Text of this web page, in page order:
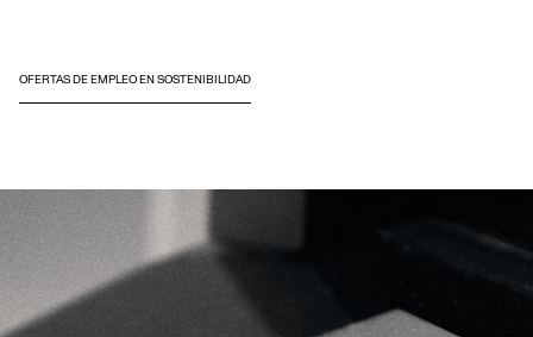
OFERTAS DE EMPLEO EN SOSTENIBILIDAD